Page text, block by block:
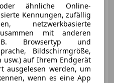
150 kW (204 PS)
ähnliche Online-
Kennungen, zufällig
netzwerkbasierte
mit anderen
Browsertyp und
Bildschirmgröße,
usw.) auf Ihrem Endgerät
ausgelesen werden, um
wenn es eine App